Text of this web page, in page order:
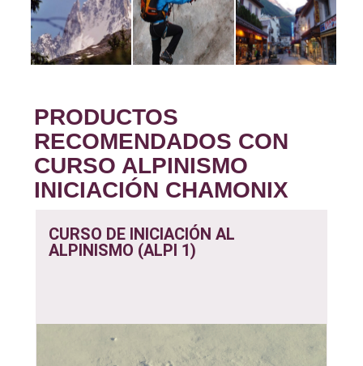
PRODUCTOS
RECOMENDADOS CON
CURSO ALPINISMO
INICIACIÓN CHAMONIX
CURSO DE INICIACIÓN AL
ALPINISMO (ALPI 1)